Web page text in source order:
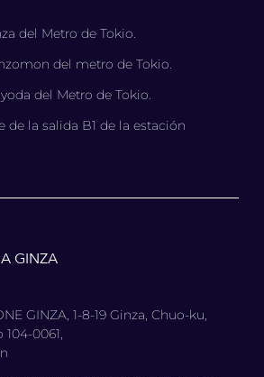
del Metro de Tokio.
del metro de Tokio.
del Metro de Tokio.
de la salida B1 de la estación
GINZA
GINZA, 1-8-19 Ginza, Chuo-ku,
104-0061,